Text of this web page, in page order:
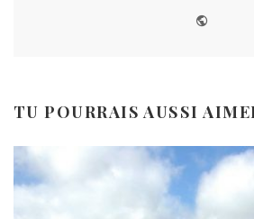
TU POURRAIS AUSSI